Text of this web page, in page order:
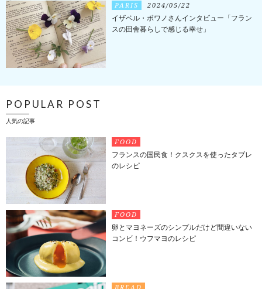
PARIS 2024/05/22
イザベル・ボワノさんインタビュー「フラン
スの田舎暮らしで感じる幸せ」
POPULAR POST
人気の記事
FOOD
フランスの国民食！クスクスを使ったタブレ
のレシピ
FOOD
卵とマヨネーズのシンプルだけど間違いない
コンビ！ウフマヨのレシピ
BREAD